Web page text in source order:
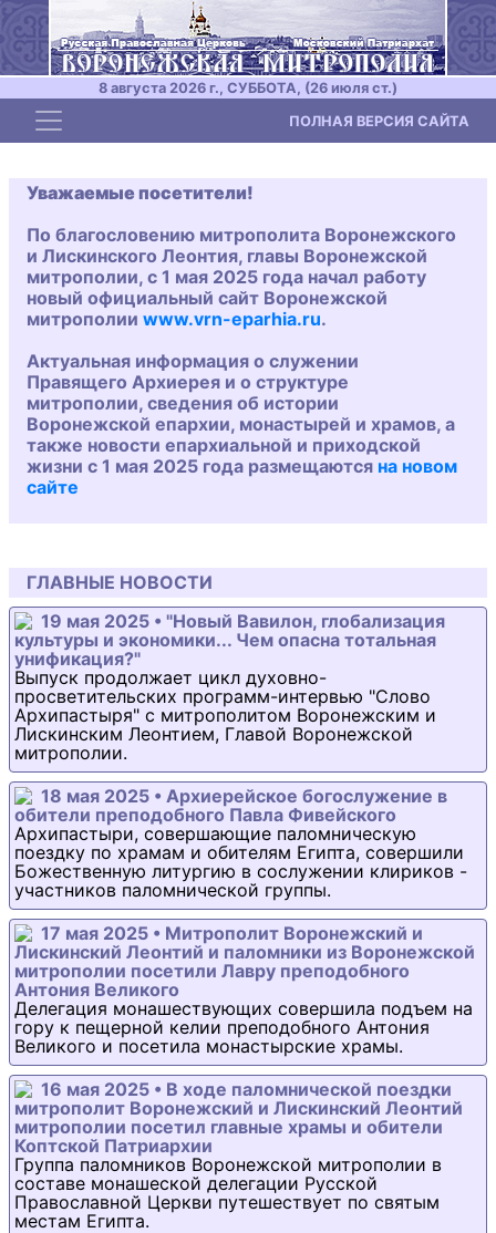
8 августа 2026 г., СУББОТА, (26 июля ст.)
Toggle navigation ПОЛНАЯ ВЕРСИЯ САЙТА
Уважаемые посетители!
По благословению митрополита Воронежского
и Лискинского Леонтия, главы Воронежской
митрополии, с 1 мая 2025 года начал работу
новый официальный сайт Воронежской
митрополии www.vrn-eparhia.ru.
Актуальная информация о служении
Правящего Архиерея и о структуре
митрополии, сведения об истории
Воронежской епархии, монастырей и храмов, а
также новости епархиальной и приходской
жизни с 1 мая 2025 года размещаются на новом
сайте
ГЛАВНЫЕ НОВОСТИ
19 мая 2025 • "Новый Вавилон, глобализация
культуры и экономики... Чем опасна тотальная
унификация?"
Выпуск продолжает цикл духовно-
просветительских программ-интервью "Слово
Архипастыря" с митрополитом Воронежским и
Лискинским Леонтием, Главой Воронежской
митрополии.
18 мая 2025 • Архиерейское богослужение в
обители преподобного Павла Фивейского
Архипастыри, совершающие паломническую
поездку по храмам и обителям Египта, совершили
Божественную литургию в сослужении клириков -
участников паломнической группы.
17 мая 2025 • Митрополит Воронежский и
Лискинский Леонтий и паломники из Воронежской
митрополии посетили Лавру преподобного
Антония Великого
Делегация монашествующих совершила подъем на
гору к пещерной келии преподобного Антония
Великого и посетила монастырские храмы.
16 мая 2025 • В ходе паломнической поездки
митрополит Воронежский и Лискинский Леонтий
митрополии посетил главные храмы и обители
Коптской Патриархии
Группа паломников Воронежской митрополии в
составе монашеской делегации Русской
Православной Церкви путешествует по святым
местам Египта.